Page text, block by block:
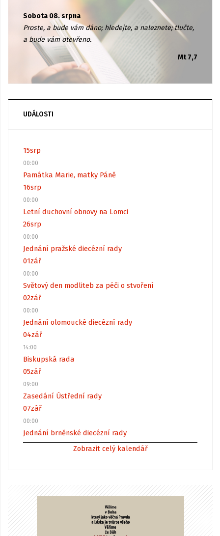
Sobota 08. srpna
Proste, a bude vám dáno; hledejte, a naleznete; tlučte,
a bude vám otevřeno.
Mt 7,7
UDÁLOSTI
15srp
00:00
Památka Marie, matky Páně
16srp
00:00
Letní duchovní obnovy na Lomci
26srp
00:00
Jednání pražské diecézní rady
01zář
00:00
Světový den modliteb za péči o stvoření
02zář
00:00
Jednání olomoucké diecézní rady
04zář
14:00
Biskupská rada
05zář
09:00
Zasedání Ústřední rady
07zář
00:00
Jednání brněnské diecézní rady
Zobrazit celý kalendář